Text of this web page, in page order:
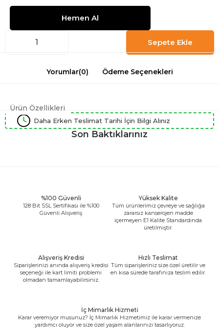
Yorumlar(0) Ödeme Seçenekleri
Ürün Özellikleri
Daha Erken Teslimat Tarihi İçin Bilgi Alınız
Son Baktıklarınız
%100 Güvenli
128 Bit SSL Sertifikası ile %100
Güvenli Alışveriş
Yüksek Kalite
Tüm ürünlerimiz çevreye ve sağlığa
zararsız kanserojen madde
içermeyen E1 Kalite Standardında
üretilmiştir.
Alışveriş Kredisi
Siparişlerinizi anında alışveriş kredisi
seçeneği ile kart limiti problemi
olmadan tamamlayabilirsiniz.
Hızlı Teslimat
Tüm siparişleriniz size özel üretilir ve
en kısa sürede tarafınıza teslim edilir.
İç Mimarlık Hizmeti
Karar veremiyor musunuz? İç Mimarlık Hizmetimiz ile karar vermenize
yardımcı oluyor ve size özel yaşam alanlarınızı tasarlıyoruz.